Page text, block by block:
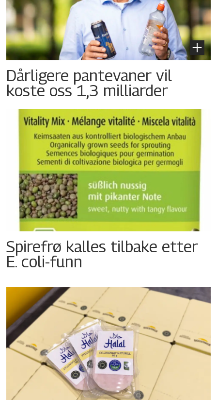
Dårligere pantevaner vil
koste oss 1,3 milliarder
Spirefrø kalles tilbake etter
E. coli-funn